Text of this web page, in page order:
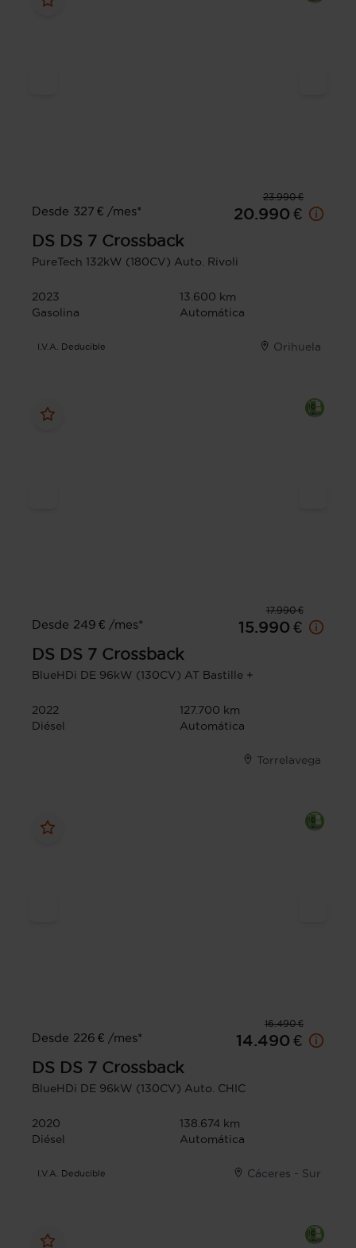
23.990 €
Desde 327 € /mes*
20.990 €
DS DS 7 Crossback
PureTech 132kW (180CV) Auto. Rivoli
2023
13.600 km
Gasolina
Automática
I.V.A. Deducible Orihuela
17.990 €
Desde 249 € /mes*
15.990 €
DS DS 7 Crossback
BlueHDi DE 96kW (130CV) AT Bastille +
2022
127.700 km
Diésel
Automática
Torrelavega
16.490 €
Desde 226 € /mes*
14.490 €
DS DS 7 Crossback
BlueHDi DE 96kW (130CV) Auto. CHIC
2020
138.674 km
Diésel
Automática
I.V.A. Deducible Cáceres - Sur